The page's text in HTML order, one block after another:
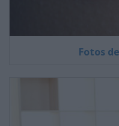
Fotos